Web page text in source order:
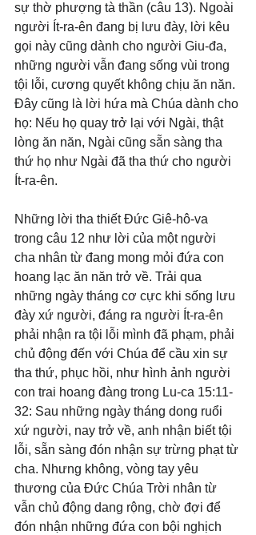
sự thờ phượng tà thần (câu 13). Ngoài
người Ít-ra-ên đang bị lưu đày, lời kêu
gọi này cũng dành cho người Giu-đa,
những người vẫn đang sống vùi trong
tội lỗi, cương quyết không chịu ăn năn.
Đây cũng là lời hứa mà Chúa dành cho
họ: Nếu họ quay trở lại với Ngài, thật
lòng ăn năn, Ngài cũng sẵn sàng tha
thứ họ như Ngài đã tha thứ cho người
Ít-ra-ên.
Những lời tha thiết Đức Giê-hô-va
trong câu 12 như lời của một người
cha nhân từ đang mong mỏi đứa con
hoang lạc ăn năn trở về. Trải qua
những ngày tháng cơ cực khi sống lưu
đày xứ người, đáng ra người Ít-ra-ên
phải nhận ra tội lỗi mình đã phạm, phải
chủ động đến với Chúa để cầu xin sự
tha thứ, phục hồi, như hình ảnh người
con trai hoang đàng trong Lu-ca 15:11-
32: Sau những ngày tháng dong ruổi
xứ người, nay trở về, anh nhận biết tội
lỗi, sẵn sàng đón nhận sự trừng phạt từ
cha. Nhưng không, vòng tay yêu
thương của Đức Chúa Trời nhân từ
vẫn chủ động dang rộng, chờ đợi để
đón nhận những đứa con bội nghịch